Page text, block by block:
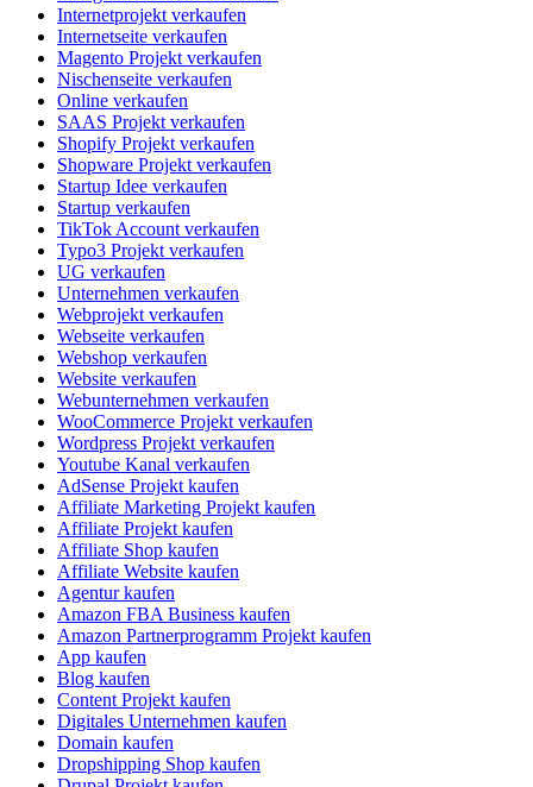
Internetprojekt verkaufen
Internetseite verkaufen
Magento Projekt verkaufen
Nischenseite verkaufen
Online verkaufen
SAAS Projekt verkaufen
Shopify Projekt verkaufen
Shopware Projekt verkaufen
Startup Idee verkaufen
Startup verkaufen
TikTok Account verkaufen
Typo3 Projekt verkaufen
UG verkaufen
Unternehmen verkaufen
Webprojekt verkaufen
Webseite verkaufen
Webshop verkaufen
Website verkaufen
Webunternehmen verkaufen
WooCommerce Projekt verkaufen
Wordpress Projekt verkaufen
Youtube Kanal verkaufen
AdSense Projekt kaufen
Affiliate Marketing Projekt kaufen
Affiliate Projekt kaufen
Affiliate Shop kaufen
Affiliate Website kaufen
Agentur kaufen
Amazon FBA Business kaufen
Amazon Partnerprogramm Projekt kaufen
App kaufen
Blog kaufen
Content Projekt kaufen
Digitales Unternehmen kaufen
Domain kaufen
Dropshipping Shop kaufen